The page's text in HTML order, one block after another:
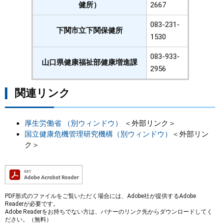
健所）
2667
下関市立下関保健所
083-231-
1530
山口県健康福祉部健康増進課
083-933-
2956
関連リンク
厚生労働省 （別ウィンドウ）
＜外部リンク＞
国立健康危機管理研究機構（別ウィンドウ）
＜外部リン
ク＞
PDF形式のファイルをご覧いただく場合には、Adobe社が提供するAdobe
Readerが必要です。
Adobe Readerをお持ちでない方は、バナーのリンク先からダウンロードしてく
ださい。（無料）